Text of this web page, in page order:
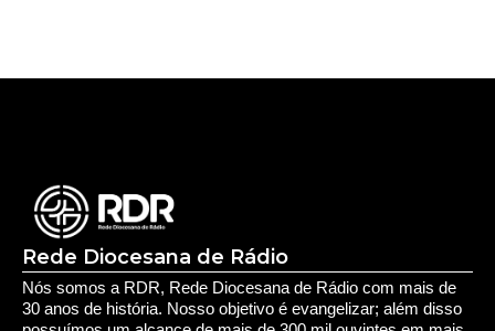
Deixe seu Comentário:
Comments are closed.